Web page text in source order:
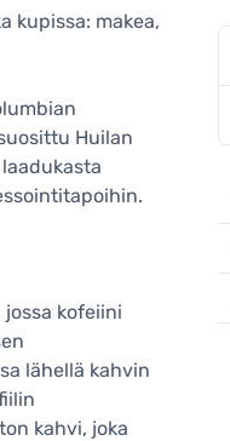
kupissa: makea,
Huilan
kofeiini
lähellä kahvin
kahvi, joka